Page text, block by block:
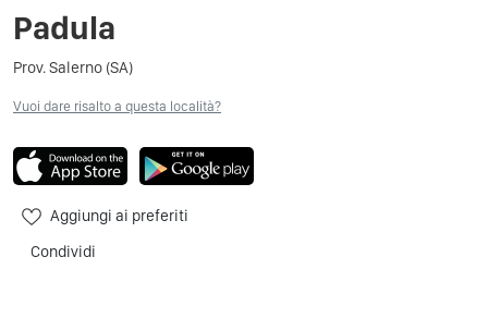
Padula
Prov. Salerno (SA)
Vuoi dare risalto a questa località?
Aggiungi ai preferiti
Condividi